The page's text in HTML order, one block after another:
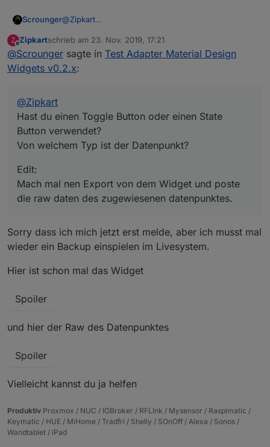
Scrounger@Zipkart
Button verwendet?
Von welchem Typ ist der Datenpunkt?
Edit:
Mach mal nen Export von dem Widget und poste
die raw daten des zugewiesenen datenpunktes.
Z
Offline
Zipkartschrieb am 23. Nov. 2019, 17:21
zuletzt editiert von
@Scrounger sagte in Test Adapter Material Design
Widgets v0.2.x:
@Zipkart
Hast du einen Toggle Button oder einen State
Button verwendet?
Von welchem Typ ist der Datenpunkt?
Edit:
Mach mal nen Export von dem Widget und poste
die raw daten des zugewiesenen datenpunktes.
Sorry dass ich mich jetzt erst melde, aber ich musst mal
wieder ein Backup einspielen im Livesystem.
Hier ist schon mal das Widget
Spoiler
und hier der Raw des Datenpunktes
Spoiler
Vielleicht kannst du ja helfen
Produktiv Proxmox / NUC / IOBroker / RFLInk / Mysensor / Raspimatic /
Keymatic / HUE / MiHome / Tradfri / Shelly / SOnOff / Alexa / Sonos /
Wandtablet / iPad